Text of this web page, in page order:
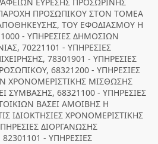
ΠΡΟΣΩΠΙΚΟΥ ΣΤΟΝ ΤΟΜΕΑ
ΤΟΥ ΕΦΟΔΙΑΣΜΟΥ Η
- ΥΠΗΡΕΣΙΕΣ ΔΗΜΟΣΙΩΝ
70221101 - ΥΠΗΡΕΣΙΕΣ
78301901 - ΥΠΗΡΕΣΙΕΣ
68321200 - ΥΠΗΡΕΣΙΕΣ
ΧΡΟΝΟΜΕΡΙΣΤΙΚΗΣ ΜΙΣΘΩΣΗΣ
ΣΥΜΒΑΣΗΣ, 68321100 - ΥΠΗΡΕΣΙΕΣ
ΒΑΣΕΙ ΑΜΟΙΒΗΣ Η
ΙΔΙΟΚΤΗΣΙΕΣ ΧΡΟΝΟΜΕΡΙΣΤΙΚΗΣ
ΔΙΟΡΓΑΝΩΣΗΣ
- ΥΠΗΡΕΣΙΕΣ